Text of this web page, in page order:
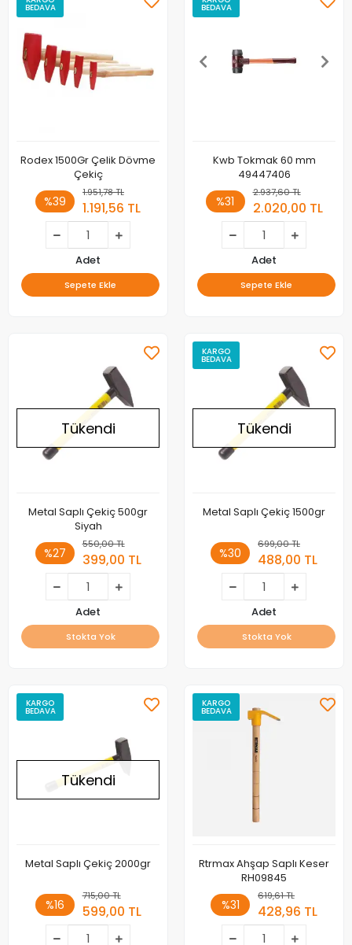
BEDAVA
Rodex 1500Gr Çelik Dövme
Çekiç
%39
1.951,78 TL
1.191,56 TL
Adet
Sepete Ekle
BEDAVA
Kwb Tokmak 60 mm
49447406
%31
2.937,60 TL
2.020,00 TL
Adet
Sepete Ekle
Tükendi
Metal Saplı Çekiç 500gr
Siyah
%27
550,00 TL
399,00 TL
Adet
Stokta Yok
KARGO
BEDAVA
Tükendi
Metal Saplı Çekiç 1500gr
%30
699,00 TL
488,00 TL
Adet
Stokta Yok
KARGO
BEDAVA
Tükendi
Metal Saplı Çekiç 2000gr
%16
715,00 TL
599,00 TL
KARGO
BEDAVA
Rtrmax Ahşap Saplı Keser
RH09845
%31
619,61 TL
428,96 TL